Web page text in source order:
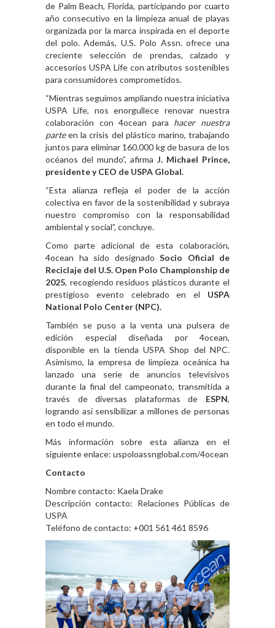
de Palm Beach, Florida, participando por cuarto
año consecutivo en la limpieza anual de playas
organizada por la marca inspirada en el deporte
del polo. Además, U.S. Polo Assn. ofrece una
creciente selección de prendas, calzado y
accesorios USPA Life con atributos sostenibles
para consumidores comprometidos.
“Mientras seguimos ampliando nuestra iniciativa
USPA Life, nos enorgullece renovar nuestra
colaboración con 4ocean para hacer nuestra
parteen la crisis del plástico marino, trabajando
juntos para eliminar 160.000 kg de basura de los
océanos del mundo”, afirma J. Michael Prince,
presidente y CEO de USPA Global.
“Esta alianza refleja el poder de la acción
colectiva en favor de la sostenibilidad y subraya
nuestro compromiso con la responsabilidad
ambiental y social”, concluye.
Como parte adicional de esta colaboración,
4ocean ha sido designado Socio Oficial de
Reciclaje del U.S. Open Polo Championship de
2025, recogiendo residuos plásticos durante el
prestigioso evento celebrado en el USPA
National Polo Center (NPC).
También se puso a la venta una pulsera de
edición especial diseñada por 4ocean,
disponible en la tienda USPA Shop del NPC.
Asimismo, la empresa de limpieza oceánica ha
lanzado una serie de anuncios televisivos
durante la final del campeonato, transmitida a
través de diversas plataformas de ESPN,
logrando así sensibilizar a millones de personas
en todo el mundo.
Más información sobre esta alianza en el
siguiente enlace: uspoloassnglobal.com/4ocean
Contacto
Nombre contacto: Kaela Drake
Descripción contacto: Relaciones Públicas de
USPA
Teléfono de contacto: +001 561 461 8596